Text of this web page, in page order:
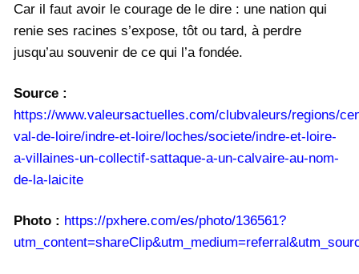
Car il faut avoir le courage de le dire : une nation qui
renie ses racines s’expose, tôt ou tard, à perdre
jusqu’au souvenir de ce qui l’a fondée.
Source :
https://www.valeursactuelles.com/clubvaleurs/regions/
val-de-loire/indre-et-loire/loches/societe/indre-et-loire-
a-villaines-un-collectif-sattaque-a-un-calvaire-au-nom-
de-la-laicite
Photo : https://pxhere.com/es/photo/136561?